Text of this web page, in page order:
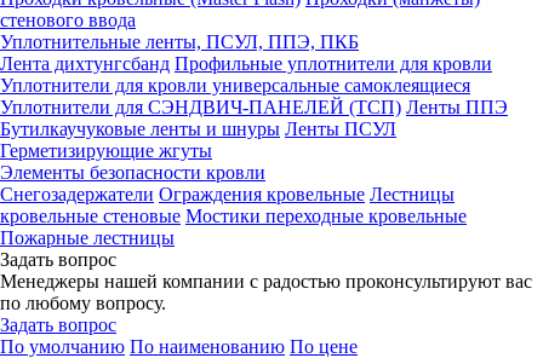
стенового ввода
Уплотнительные ленты, ПСУЛ, ППЭ, ПКБ
Лента дихтунгсбанд Профильные уплотнители для кровли
Уплотнители для кровли универсальные самоклеящиеся
Уплотнители для СЭНДВИЧ-ПАНЕЛЕЙ (ТСП) Ленты ППЭ
Бутилкаучуковые ленты и шнуры Ленты ПСУЛ
Герметизирующие жгуты
Элементы безопасности кровли
Снегозадержатели Ограждения кровельные Лестницы
кровельные стеновые Мостики переходные кровельные
Пожарные лестницы
Задать вопрос
Менеджеры нашей компании с радостью проконсультируют вас
по любому вопросу.
Задать вопрос
По умолчанию По наименованию По цене